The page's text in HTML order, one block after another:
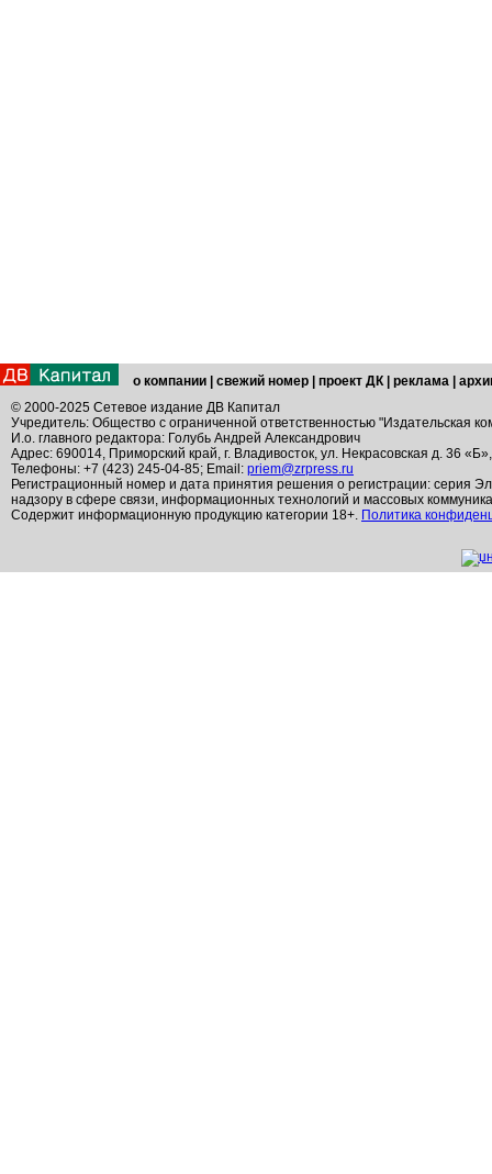
о компании свежий номер проект ДК реклама
© 2000-2025 Сетевое издание ДВ Капитал
Учредитель: Общество с ограниченной ответственностью "Издательская
И.о. главного редактора: Голубь Андрей Александрович
Адрес: 690014, Приморский край, г. Владивосток, ул. Некрасовская д. 36
Телефоны: +7 (423) 245-04-85; Email: priem@zrpress.ru
Регистрационный номер и дата принятия решения о регистрации: серия
надзору в сфере связи, информационных технологий и массовых
Содержит информационную продукцию категории 18+. Политика